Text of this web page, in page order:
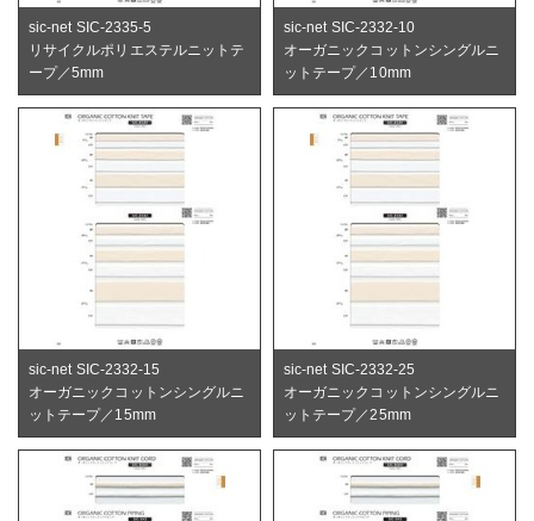
sic-net SIC-2335-5
リサイクルポリエステルニットテ
ープ／5mm
sic-net SIC-2332-10
オーガニックコットンシングルニ
ットテープ／10mm
sic-net SIC-2332-15
オーガニックコットンシングルニ
ットテープ／15mm
sic-net SIC-2332-25
オーガニックコットンシングルニ
ットテープ／25mm